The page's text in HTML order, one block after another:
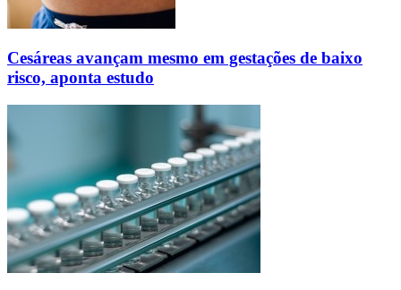
Cesáreas avançam mesmo em gestações de baixo
risco, aponta estudo